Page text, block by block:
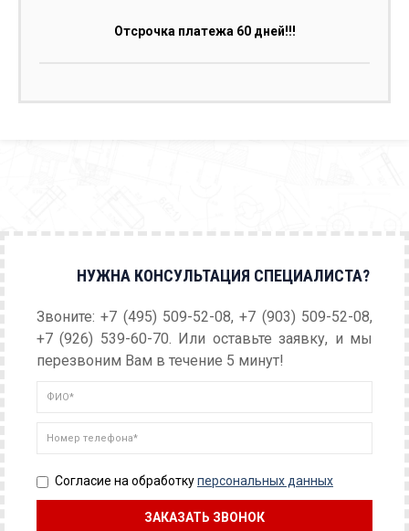
Отсрочка платежа 60 дней!!!
НУЖНА КОНСУЛЬТАЦИЯ СПЕЦИАЛИСТА?
Звоните: +7 (495) 509-52-08, +7 (903) 509-52-08,
+7 (926) 539-60-70. Или оставьте заявку, и мы
перезвоним Вам в течение 5 минут!
Согласие на обработкуперсональных данных